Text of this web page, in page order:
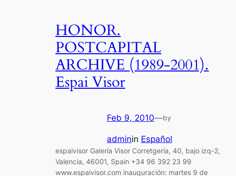
HONOR.
POSTCAPITAL
ARCHIVE (1989-2001).
Espai Visor
Feb 9, 2010—by
adminin Español
espaivisor Galería Visor Corretgería, 40, bajo izq-2,
Valencia, 46001, Spain +34 96 392 23 99
www.espaivisor.com inauguración: martes 9 de